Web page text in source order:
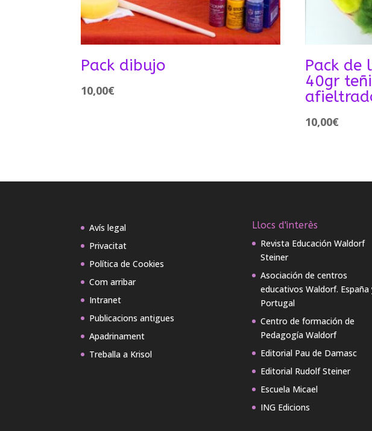
Pack dibujo
10,00€
Pack de
40gr
10,00€
Avís legal
Privacitat
Política de Cookies
Com arribar
Intranet
Publicacions antigues
Apadrinament
Treballa a Krisol
Llocs d'interès
Revista Educación Waldorf
Steiner
Asociación de centros
educativos Waldorf. España
Portugal
Centro de formación de
Pedagogía Waldorf
Editorial Pau de Damasc
Editorial Rudolf Steiner
Escuela Micael
ING Edicions